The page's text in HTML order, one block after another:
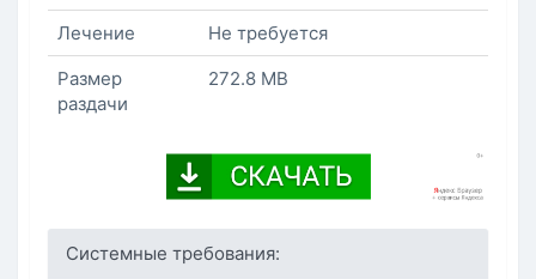
Лечение
Не требуется
Размер
раздачи
272.8 MB
Системные требования: